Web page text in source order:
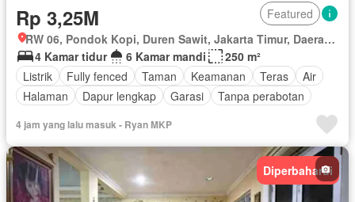
Rp 3,25M
Featured
RW 06, Pondok Kopi, Duren Sawit, Jakarta Timur, Daerah Khusus Ibukota Jakarta
4 Kamar tidur
6 Kamar mandi
250 m²
Listrik
Fully fenced Taman Keamanan Teras
Air
Halaman
Dapur lengkap Garasi Tanpa perabotan
4 jam yang lalu masuk - Ryan MKP
Diperbaharui